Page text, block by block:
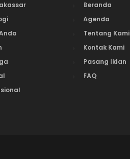
Beranda
Agenda
Tentang Kami
Kontak Kami
Pasang Iklan
FAQ